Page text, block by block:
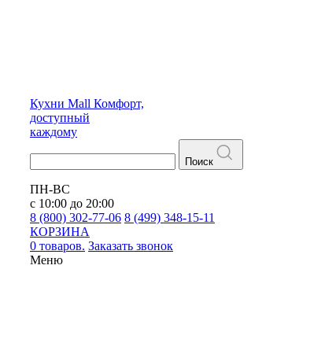
Кухни Mall Комфорт,
доступный
каждому
Поиск
ПН-ВС
с 10:00 до 20:00
8 (800) 302-77-06 8 (499) 348-15-11
КОРЗИНА
0 товаров. Заказать звонок
Меню